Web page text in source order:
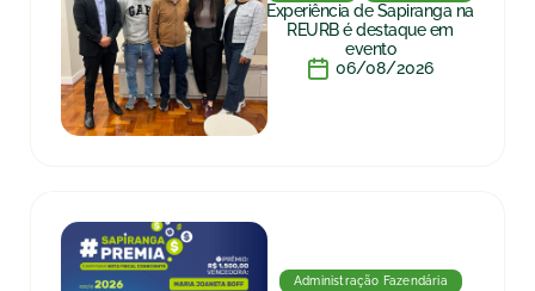
Experiência de Sapiranga na
REURB é destaque em
evento
06/08/2026
Administração Fazendária